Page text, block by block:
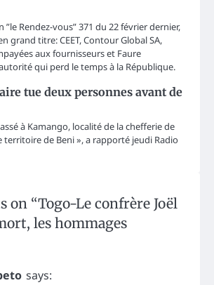
Rendez-vous” 371 du 22 février dernier,
grand titre: CEET, Contour Global SA,
aux fournisseurs et Faure
qui perd le temps à la République.
tue deux personnes avant de
à Kamango, localité de la chefferie de
territoire de Beni », a rapporté jeudi Radio
on “Togo-Le confrère Joël
les hommages
says: